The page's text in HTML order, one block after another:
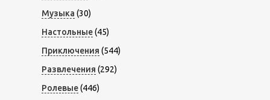
Музыка (30)
Настольные(45)
Приключения (544)
Развлечения (292)
Ролевые(446)